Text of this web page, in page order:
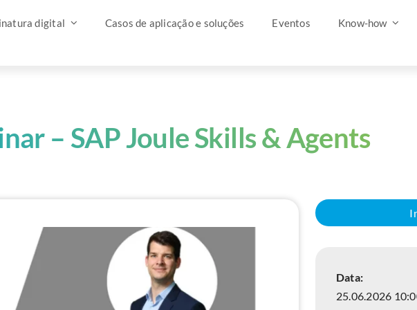
digital Casos de aplicação e soluções Eventos Know-how
– SAP Joule Skills & Agents
Data:
25.06.2026